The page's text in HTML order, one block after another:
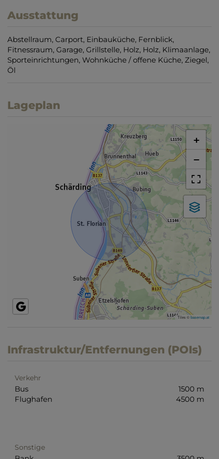
Ausstattung
Abstellraum Carport Einbauküche Fernblick
Fitnessraum Garage Grillstelle Holz Holz Klimaanlage
Sporteinrichtungen Wohnküche / offene Küche Ziegel
Öl
Lageplan
+
−
Tiles ©basemap.at
Infrastruktur/Entfernungen (POIs)
Verkehr
Bus
1500 m
Flughafen
4500 m
Sonstige